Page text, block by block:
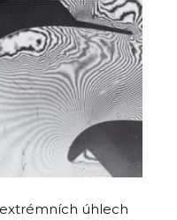
úhlech